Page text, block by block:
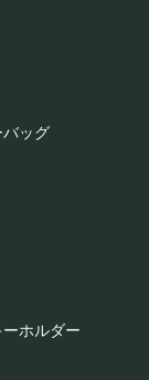
バッグ
ホルダー